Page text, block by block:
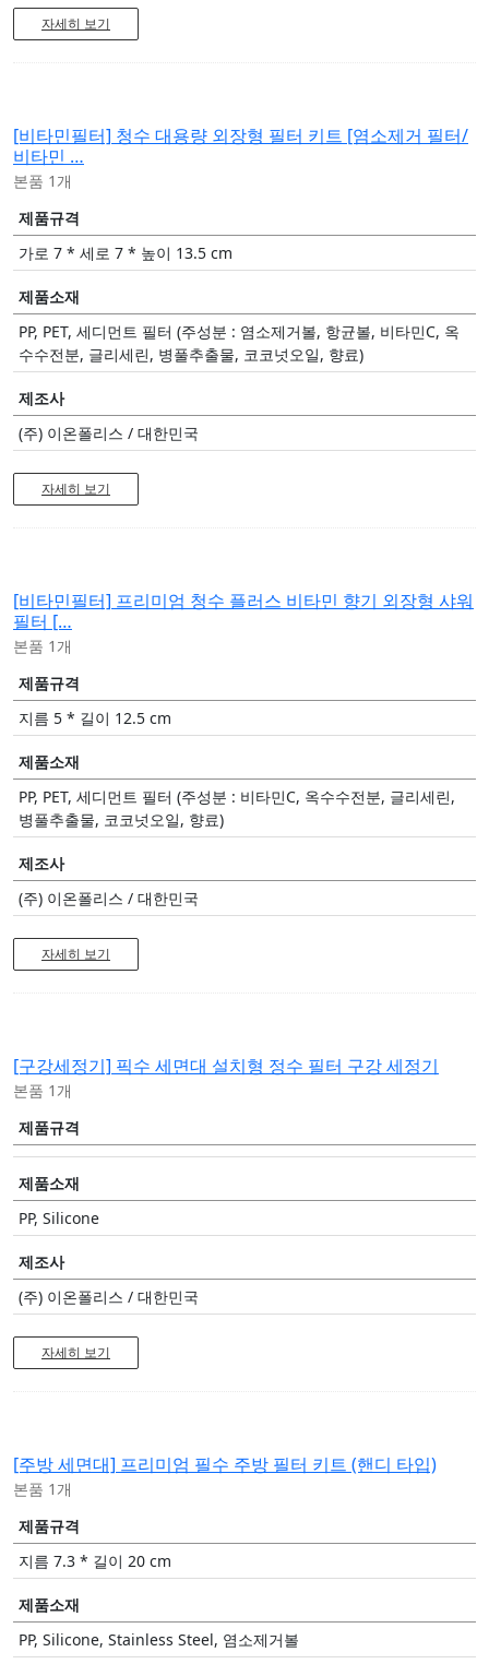
자세히 보기
[비타민필터]
비타민 …
본품 1개
제품규격
가로 7 * 세로 7 * 높이 13.5 cm
제품소재
PP, PET, 세디먼트 필터 (주성분 : 염소제거볼, 항균볼, 비타민C, 옥
수수전분, 글리세린, 병풀추출물, 코코넛오일, 향료)
제조사
(주) 이온폴리스 / 대한민국
자세히 보기
[비타민필터]
필터 […
본품 1개
제품규격
지름 5 * 길이 12.5 cm
제품소재
PP, PET, 세디먼트 필터 (주성분 : 비타민C, 옥수수전분, 글리세린,
병풀추출물, 코코넛오일, 향료)
제조사
(주) 이온폴리스 / 대한민국
자세히 보기
[구강세정기] 픽수 세면대 설치형 정수 필터 구강 세정기
본품 1개
제품규격
제품소재
PP, Silicone
제조사
(주) 이온폴리스 / 대한민국
자세히 보기
[주방 세면대] 프리미엄 필수 주방 필터 키트 (핸디 타입)
본품 1개
제품규격
지름 7.3 * 길이 20 cm
제품소재
PP, Silicone, Stainless Steel, 염소제거볼